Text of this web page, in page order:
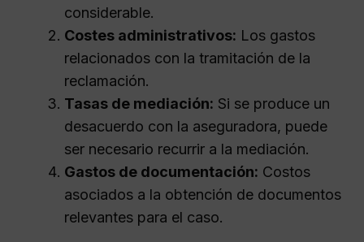
considerable.
Costes administrativos: Los gastos
relacionados con la tramitación de la
reclamación.
Tasas de mediación: Si se produce un
desacuerdo con la aseguradora, puede
ser necesario recurrir a la mediación.
Gastos de documentación: Costos
asociados a la obtención de documentos
relevantes para el caso.